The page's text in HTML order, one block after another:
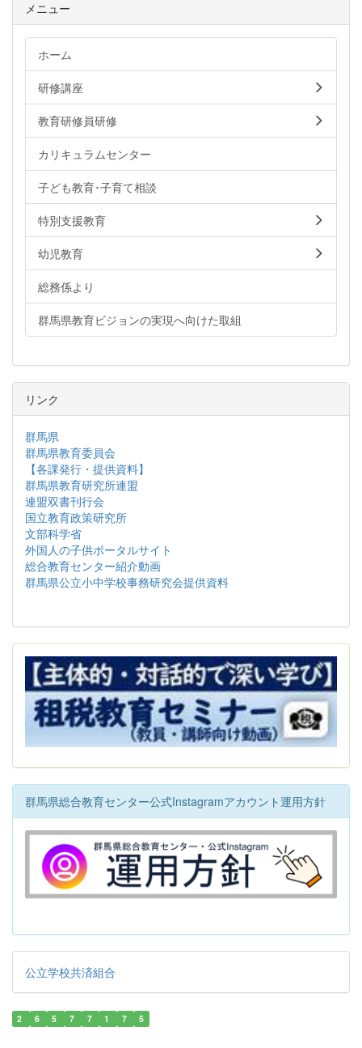
メニュー
ホーム
研修講座
教育研修員研修
カリキュラムセンター
子ども教育･子育て相談
特別支援教育
幼児教育
総務係より
群馬県教育ビジョンの実現へ向けた取組
リンク
群馬県
群馬県教育委員会
【各課発行・提供資料】
群馬県教育研究所連盟
連盟双書刊行会
国立教育政策研究所
文部科学省
外国人の子供ポータルサイト
総合教育センター紹介動画
群馬県公立小中学校事務研究会提供資料
群馬県総合教育センター公式Instagramアカウント運用方針
公立学校共済組合
2 6 5 7 7 1 7 5